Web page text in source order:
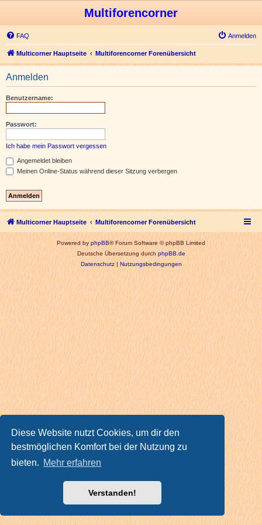
Diese Website nutzt Cookies, um dir den
bestmöglichen Komfort bei der Nutzung zu
bieten. Mehr erfahren
Verstanden!
Multiforencorner
FAQ Anmelden
Multicorner Hauptseite Multiforencorner Forenübersicht
Anmelden
Benutzername:
Passwort:
Ich habe mein Passwort vergessen
Angemeldet bleiben
Meinen Online-Status während dieser Sitzung verbergen
Multicorner Hauptseite Multiforencorner Forenübersicht
Powered byphpBB® Forum Software © phpBB Limited
Deutsche Übersetzung durchphpBB.de
Datenschutz| Nutzungsbedingungen